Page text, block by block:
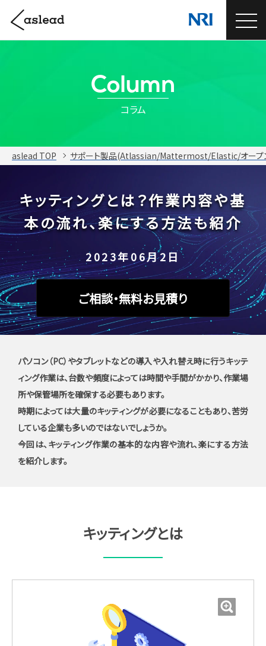
Column
コラム
aslead TOP サポート製品(Atlassian/Mattermost/Elastic/オープ
キッティングとは？作業内容や基
本の流れ、楽にする方法も紹介
2023年06月2日
ご相談・無料お見積り
パソコン（PC）やタブレットなどの導入や入れ替え時に行うキッテ
ィング作業は、台数や頻度によっては時間や手間がかかり、作業場
所や保管場所を確保する必要もあります。
時期によっては大量のキッティングが必要になることもあり、苦労
している企業も多いのではないでしょうか。
今回は、キッティング作業の基本的な内容や流れ、楽にする方法
を紹介します。
キッティングとは